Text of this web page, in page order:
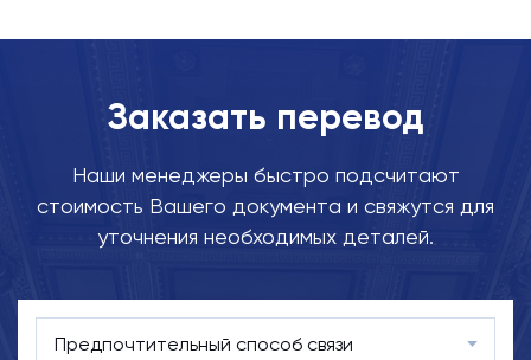
Заказать перевод
Наши менеджеры быстро подсчитают
стоимость Вашего документа и свяжутся для
уточнения необходимых деталей.